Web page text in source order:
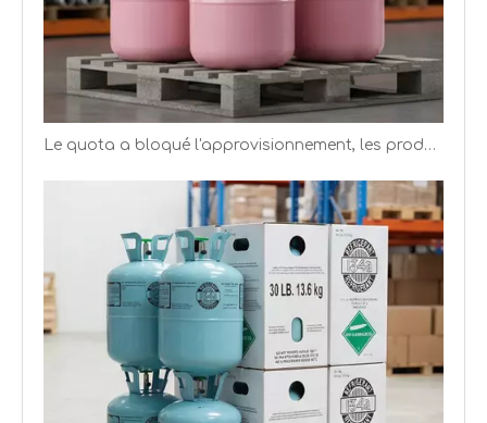
Le quota a bloqué l'approvisionnement, les producteurs de réfrigérants ont de meilleurs bénéfices